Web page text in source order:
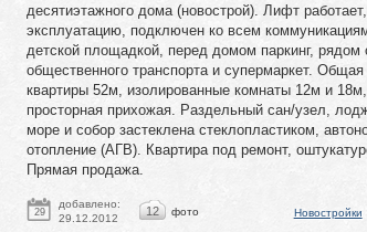
десятиэтажного дома (новострой). Лифт
эксплуатацию, подключен ко всем
детской площадкой, перед домом паркинг, рядом
общественного транспорта и супермаркет.
квартиры 52м, изолированные комнаты 12м и
просторная прихожая. Раздельный сан/узел,
море и собор застеклена стеклопластиком,
отопление (АГВ). Квартира под ремонт,
Прямая продажа.
29
добавлено:
29.12.2012
12 фото Новостройки